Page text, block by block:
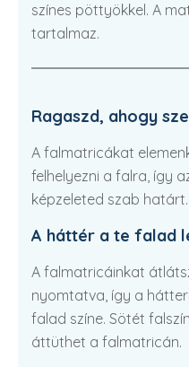
színes pöttyökkel. A
tartalmaz.
Ragaszd, ahogy
A falmatricákat
felhelyezni a falra, így
képzeleted szab határt.
A háttér a te falad
A falmatricáinkat
nyomtatva, így a
falad színe. Sötét
áttüthet a falmatricán.